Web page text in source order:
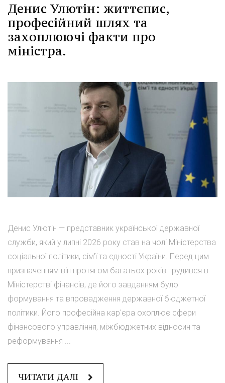
Денис Улютін: життєпис,
професійний шлях та
захоплюючі факти про
міністра.
Денис Улютін — представник української державної
служби, який у липні 2026 року став на чолі Міністерства
соціальної політики, сім'ї та єдності України. Перед цим
призначенням він протягом багатьох років трудився в
Міністерстві фінансів, де його завданням було
формування та впровадження державної бюджетної
політики. Його професійна кар'єра охоплює сфери
фінансового управління, міжбюджетних відносин та
реформування ...
ЧИТАТИ ДАЛІ